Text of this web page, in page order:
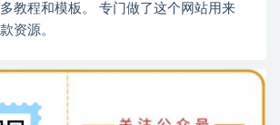
教程和模板。 专门做了这个网站用来
资源。